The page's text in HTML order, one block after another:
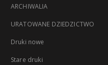
ARCHIWALIA
URATOWANE DZIEDZICTWO
Druki nowe
Stare druki